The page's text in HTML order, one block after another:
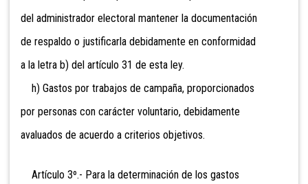
del administrador electoral mantener la documentación
de respaldo o justificarla debidamente en conformidad
a la letra b) del artículo 31 de esta ley.
h) Gastos por trabajos de campaña, proporcionados
por personas con carácter voluntario, debidamente
avaluados de acuerdo a criterios objetivos.
Artículo 3º.- Para la determinación de los gastos